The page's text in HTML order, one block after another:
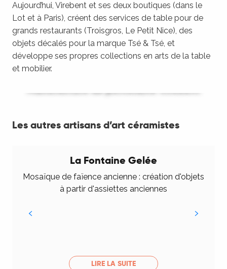
Aujourd’hui, Virebent et ses deux boutiques (dans le
Lot et à Paris), créent des services de table pour de
grands restaurants (Troisgros, Le Petit Nice), des
objets décalés pour la marque Tsé & Tsé, et
développe ses propres collections en arts de la table
et mobilier.
Les autres artisans d’art céramistes
La Fontaine Gelée
Mosaïque de faïence ancienne : création d'objets
à partir d'assiettes anciennes
LIRE LA SUITE